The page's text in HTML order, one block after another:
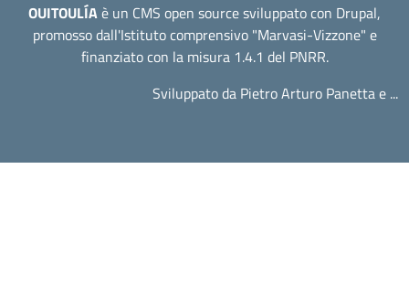
OUITOULÍAè un CMS open source sviluppato con Drupal,
promosso dall'Istituto comprensivo "Marvasi-Vizzone" e
finanziato con la misura 1.4.1 del PNRR.
Sviluppato da Pietro Arturo Panetta e ...